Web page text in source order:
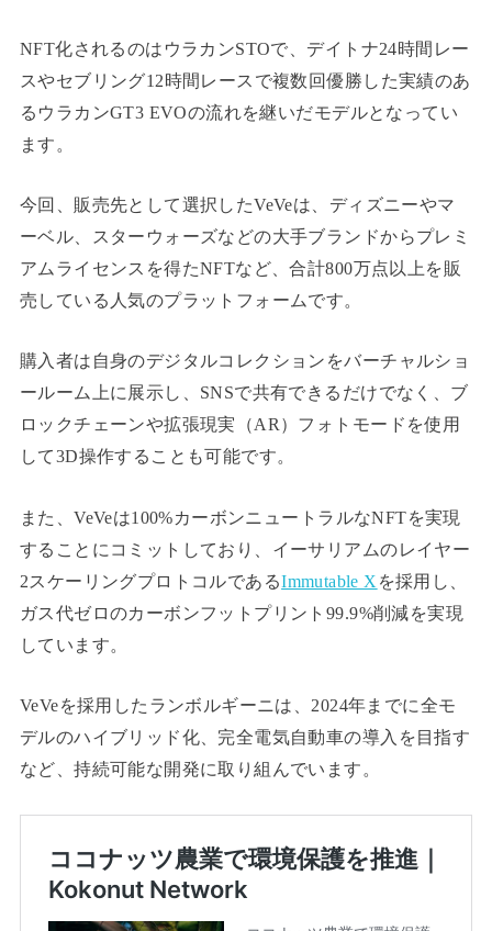
NFT化されるのはウラカンSTOで、デイトナ24時間レー
スやセブリング12時間レースで複数回優勝した実績のあ
るウラカンGT3 EVOの流れを継いだモデルとなってい
ます。
今回、販売先として選択したVeVeは、ディズニーやマ
ーベル、スターウォーズなどの大手ブランドからプレミ
アムライセンスを得たNFTなど、合計800万点以上を販
売している人気のプラットフォームです。
購入者は自身のデジタルコレクションをバーチャルショ
ールーム上に展示し、SNSで共有できるだけでなく、ブ
ロックチェーンや拡張現実（AR）フォトモードを使用
して3D操作することも可能です。
また、VeVeは100%カーボンニュートラルなNFTを実現
することにコミットしており、イーサリアムのレイヤー
2スケーリングプロトコルであるImmutable Xを採用し、
ガス代ゼロのカーボンフットプリント99.9%削減を実現
しています。
VeVeを採用したランボルギーニは、2024年までに全モ
デルのハイブリッド化、完全電気自動車の導入を目指す
など、持続可能な開発に取り組んでいます。